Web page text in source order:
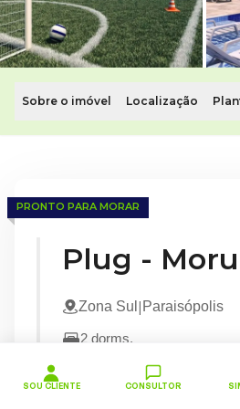
Sobre o imóvel Localização
Lazer Completo • Próximo ao
Conheça o Plug Morumbi. Este
PRONTO PARA MORAR
Plug -
Zona Sul | Paraisópolis
2 dorms.
Lazer Completo
SOU CLIENTE CONSULTOR